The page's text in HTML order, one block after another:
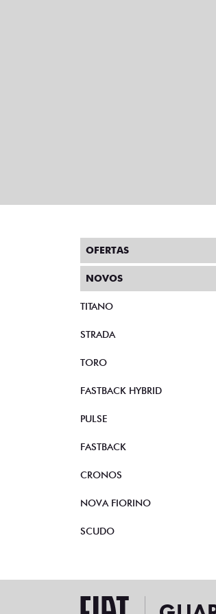
OFERTAS
NOVOS
TITANO
STRADA
TORO
FASTBACK HYBRID
PULSE
FASTBACK
CRONOS
NOVA FIORINO
SCUDO